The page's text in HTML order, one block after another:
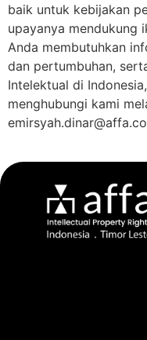
baik untuk kebijakan
upayanya mendukung
Anda membutuhkan
dan pertumbuhan,
Intelektual di
menghubungi kami